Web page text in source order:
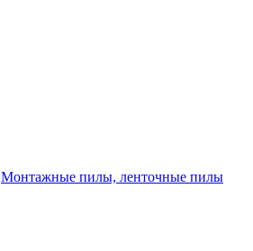
Монтажные пилы, ленточные пилы